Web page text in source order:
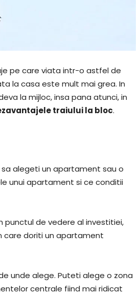
pe care viata intr-o astfel de
la casa este mult mai grea. In
la mijloc, insa pana atunci, in
traiului la bloc.
alegeti un apartament sau o
unui apartament si ce conditii
punctul de vedere al investitiei,
care doriti un apartament
unde alege. Puteti alege o zona
centrale fiind mai ridicat